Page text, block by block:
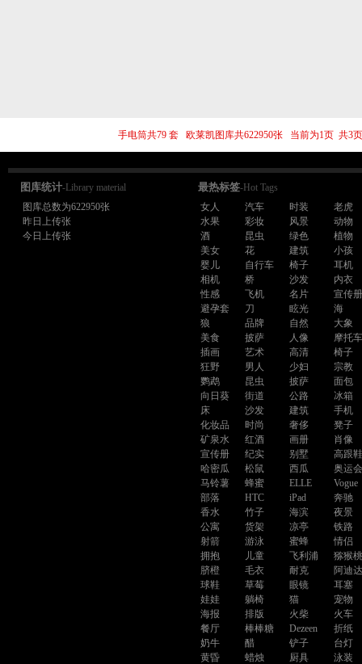
手电筒共79 套 欧莱凯图库共622950张 当前为1页
图库统计-Library material
图库总数为622950张
昨日上传张
今日上传张
最热标签-Hot Tags
女人
汽车 时装
老虎
水果
彩妆 风景
动物
酒
昆虫 绿色
植物
美女
花 建筑
小孩
婴儿
自行车 椅子
耳机
相机
桥 沙发
内衣
性感
飞机 名片
宣传册
避孕套
刀 眩光
海
狼
品牌 自然
大象
美食
披萨 人像
摩托车
插画
艺术 高清
椅子
狂野
男人 少妇
宗教
鹦鹉
昆虫 披萨
面包
向日葵
街道 公路
冰箱
床
沙发 建筑
手机
化妆品
时尚 奢侈
凳子
矿泉水
红酒 画册
肖像
宣传册
纪实 别墅
高跟鞋
哈密瓜
松鼠 西瓜
奥运会
马铃薯
蜂蜜 ELLE
Vogue
部落
HTC iPad
奔驰
香水
竹子 海滨
夜景
公寓
货架 凉亭
铁路
射箭
游泳 蜜蜂
情侣
拥抱
儿童 飞利浦
猕猴桃
脐橙
毛衣 耐克
阿迪
球鞋
草莓 眼镜
耳塞
娃娃
躺椅 猫
宠物
海报
排版 火柴
火车
餐厅
棒棒糖 Dezeen
折纸
奶牛
醋 铲子
台灯
黄昏
蜡烛 厨具
泳装